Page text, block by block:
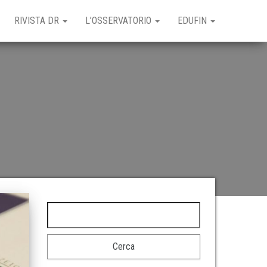
RIVISTA DR L’OSSERVATORIO EDUFIN